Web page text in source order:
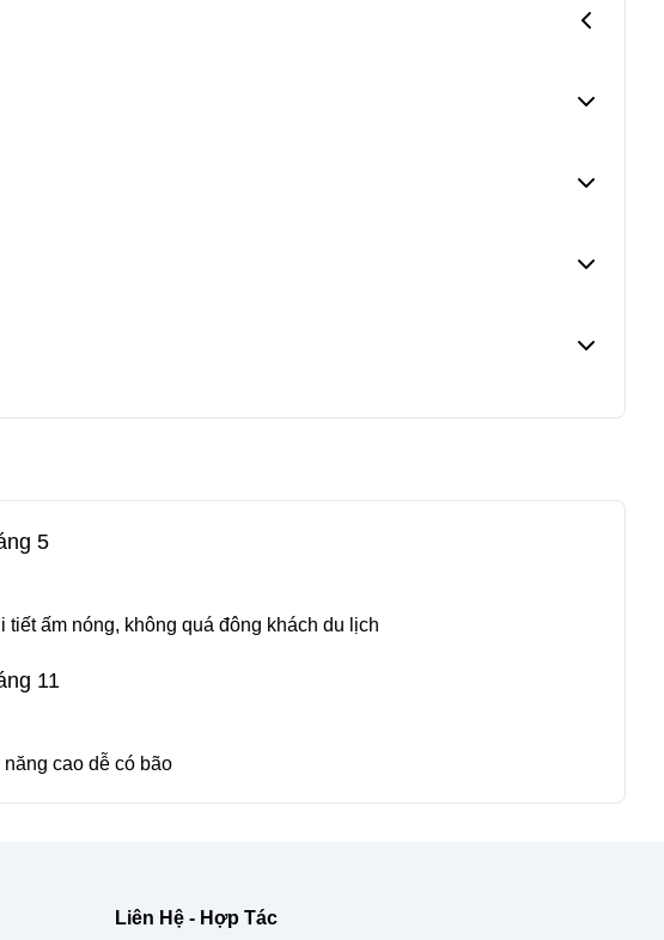
5
tiết ấm nóng, không quá đông khách du lịch
11
cao dễ có bão
Liên Hệ - Hợp Tác